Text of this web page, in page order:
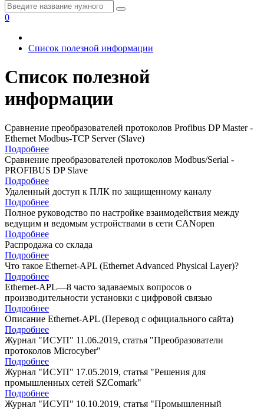
0
Список полезной информации
Список полезной
информации
Сравнение преобразователей протоколов Profibus DP Master -
Ethernet Modbus-TCP Server (Slave)
Подробнее
Сравнение преобразователей протоколов Modbus/Serial -
PROFIBUS DP Slave
Подробнее
Удаленный доступ к ПЛК по защищенному каналу
Подробнее
Полное руководство по настройке взаимодействия между
ведущим и ведомым устройствами в сети CANopen
Подробнее
Распродажа со склада
Подробнее
Что такое Ethernet-APL (Ethernet Advanced Physical Layer)?
Подробнее
Ethernet-APL—8 часто задаваемых вопросов о
производительности установки с цифровой связью
Подробнее
Описание Ethernet-APL (Перевод с официального сайта)
Подробнее
Журнал "ИСУП" 11.06.2019, статья "Преобразователи
протоколов Microcyber"
Подробнее
Журнал "ИСУП" 17.05.2019, статья "Решения для
промышленных сетей SZComark"
Подробнее
Журнал "ИСУП" 10.10.2019, статья "Промышленный